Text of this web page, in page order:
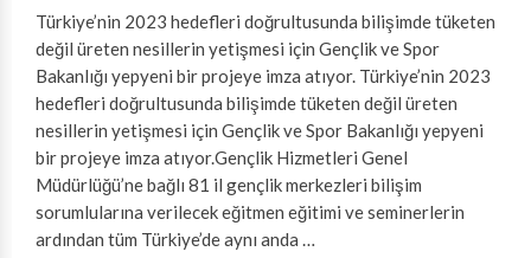
Türkiye’nin 2023 hedefleri doğrultusunda bilişimde tüketen
değil üreten nesillerin yetişmesi için Gençlik ve Spor
Bakanlığı yepyeni bir projeye imza atıyor. Türkiye’nin 2023
hedefleri doğrultusunda bilişimde tüketen değil üreten
nesillerin yetişmesi için Gençlik ve Spor Bakanlığı yepyeni
bir projeye imza atıyor.Gençlik Hizmetleri Genel
Müdürlüğü’ne bağlı 81 il gençlik merkezleri bilişim
sorumlularına verilecek eğitmen eğitimi ve seminerlerin
ardından tüm Türkiye’de aynı anda …